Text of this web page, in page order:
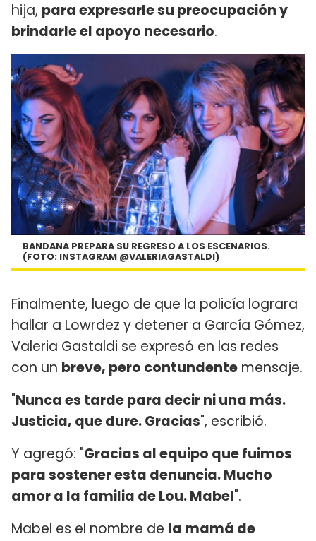
hija, para expresarle su preocupación y
brindarle el apoyo necesario.
BANDANA PREPARA SU REGRESO A LOS ESCENARIOS.
(FOTO: INSTAGRAM @VALERIAGASTALDI)
Finalmente, luego de que la policía lograra
hallar a Lowrdez y detener a García Gómez,
Valeria Gastaldi se expresó en las redes
con un breve, pero contundente mensaje.
"Nunca es tarde para decir ni una más.
Justicia, que dure. Gracias", escribió.
Y agregó: "Gracias al equipo que fuimos
para sostener esta denuncia. Mucho
amor a la familia de Lou. Mabel".
Mabel es el nombre de la mamá de